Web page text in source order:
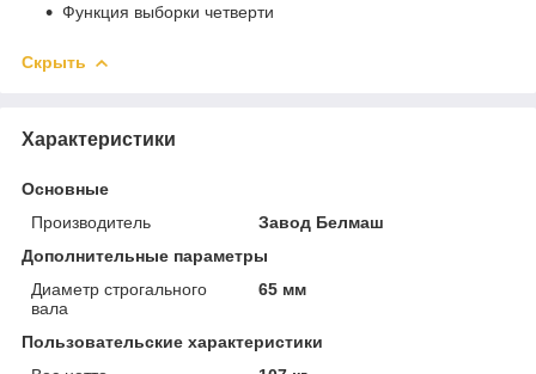
Функция выборки четверти
Скрыть
Характеристики
Основные
Производитель
Завод Белмаш
Дополнительные параметры
Диаметр строгального
вала
65 мм
Пользовательские характеристики